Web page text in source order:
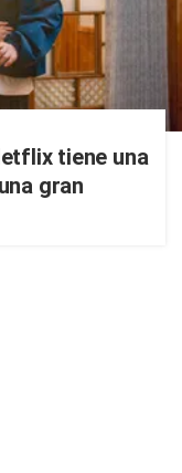
tiene una
gran